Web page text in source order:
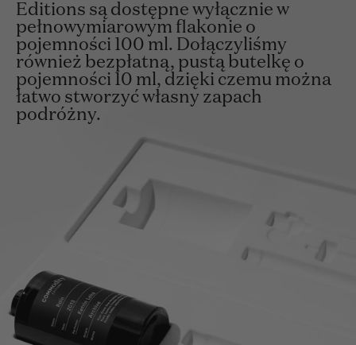
Editions są dostępne wyłącznie w
pełnowymiarowym flakonie o
pojemności 100 ml. Dołączyliśmy
również bezpłatną, pustą butelkę o
pojemności 10 ml, dzięki czemu można
łatwo stworzyć własny zapach
podróżny.